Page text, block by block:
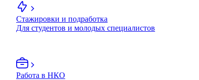
Стажировки и подработка
Для студентов и молодых специалистов
Работа в НКО